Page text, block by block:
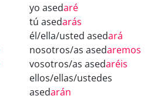
yo asedaré
tú asedarás
él/ella/usted asedará
nosotros/as asedaremos
vosotros/as asedaréis
ellos/ellas/ustedes
asedarán